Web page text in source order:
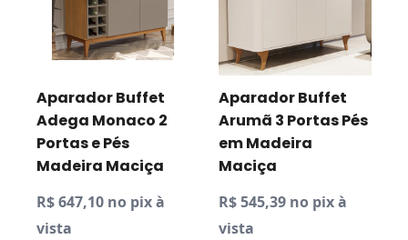
Aparador Buffet
Adega Monaco 2
Portas e Pés
Madeira Maciça
R$ 647,10 no pix à
vista
Aparador Buffet
Arumã 3 Portas Pés
em Madeira
Maciça
R$ 545,39 no pix à
vista